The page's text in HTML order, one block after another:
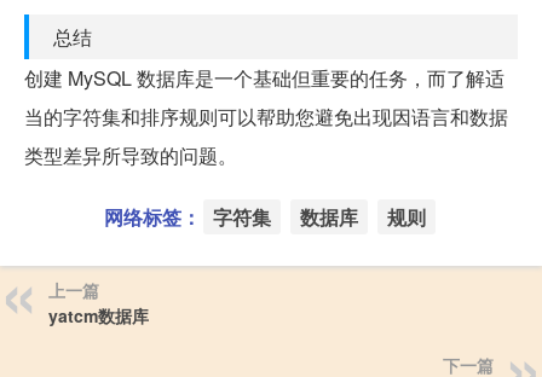
总结
创建 MySQL 数据库是一个基础但重要的任务，而了解适
当的字符集和排序规则可以帮助您避免出现因语言和数据
类型差异所导致的问题。
网络标签： 字符集 数据库 规则
上一篇
yatcm数据库
下一篇